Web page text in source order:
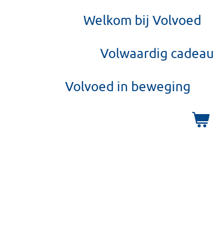
Welkom bij Volvoed
Volwaardig cadeau
Volvoed in beweging